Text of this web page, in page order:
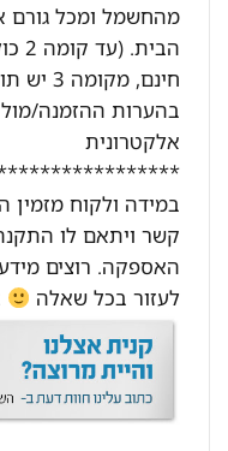
מהחשמל ומכל גורם
הבית.
חינם,
בהערות ההזמנה/מול
אלקטרונית
במידה ולקוח מזמין
האספקה. רוצים מידע
לעזור בכל שאלה
072-39-22-322